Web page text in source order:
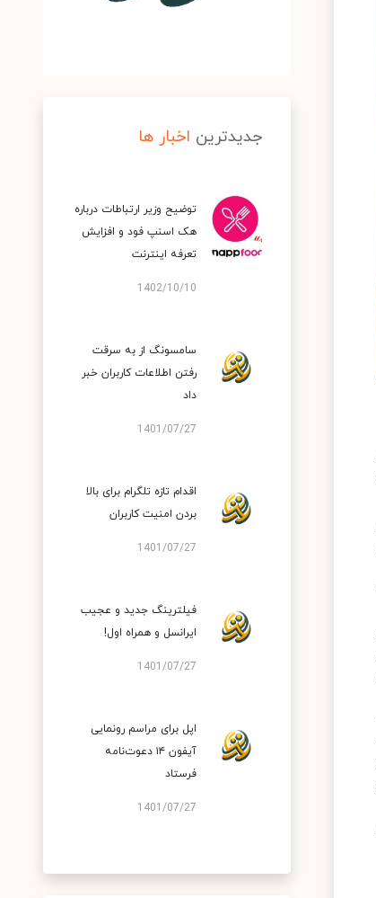
جدیدترین اخبار ها
توضیح وزیر ارتباطات درباره
هک اسنپ‌ فود و افزایش
تعرفه اینترنت
1402/10/10
سامسونگ از به سرقت
رفتن اطلاعات کاربران خبر
داد
1401/07/27
اقدام تازه تلگرام برای بالا
بردن امنیت کاربران
1401/07/27
فیلترینگ جدید و عجیب
ایرانسل و همراه اول!
1401/07/27
اپل برای مراسم رونمایی
آیفون ۱۴ دعوت‌نامه
فرستاد
1401/07/27